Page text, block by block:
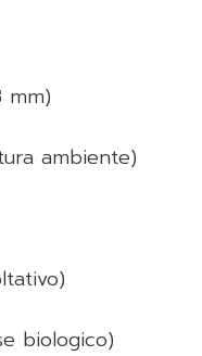
mm)
ambiente)
biologico)